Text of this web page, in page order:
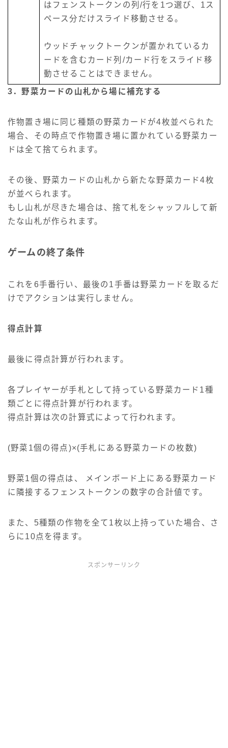
はフェンストークンの列/行を1つ選び、1ス
ペース分だけスライド移動させる。
ウッドチャックトークンが置かれているカ
ードを含むカード列/カード行をスライド移
動させることはできません。
3．野菜カードの山札から場に補充する
作物置き場に同じ種類の野菜カードが4枚並べられた
場合、その時点で作物置き場に置かれている野菜カー
ドは全て捨てられます。
その後、野菜カードの山札から新たな野菜カード4枚
が並べられます。
もし山札が尽きた場合は、捨て札をシャッフルして新
たな山札が作られます。
ゲームの終了条件
これを6手番行い、最後の1手番は野菜カードを取るだ
けでアクションは実行しません。
得点計算
最後に得点計算が行われます。
各プレイヤーが手札として持っている野菜カード1種
類ごとに得点計算が行われます。
得点計算は次の計算式によって行われます。
(野菜1個の得点)×(手札にある野菜カードの枚数)
野菜1個の得点は、 メインボード上にある野菜カード
に隣接するフェンストークンの数字の合計値です。
また、5種類の作物を全て1枚以上持っていた場合、さ
らに10点を得ます。
スポンサーリンク